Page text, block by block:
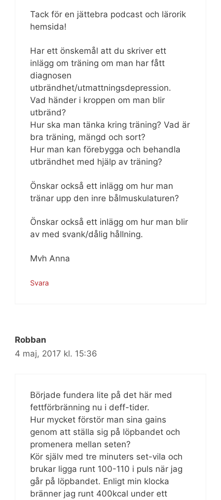
Tack för en jättebra podcast och lärorik
hemsida!
Har ett önskemål att du skriver ett
inlägg om träning om man har fått
diagnosen
utbrändhet/utmattningsdepression.
Vad händer i kroppen om man blir
utbränd?
Hur ska man tänka kring träning? Vad är
bra träning, mängd och sort?
Hur man kan förebygga och behandla
utbrändhet med hjälp av träning?
Önskar också ett inlägg om hur man
tränar upp den inre bålmuskulaturen?
Önskar också ett inlägg om hur man blir
av med svank/dålig hållning.
Mvh Anna
Svara
Robban
4 maj, 2017 kl. 15:36
Började fundera lite på det här med
fettförbränning nu i deff-tider.
Hur mycket förstör man sina gains
genom att ställa sig på löpbandet och
promenera mellan seten?
Kör själv med tre minuters set-vila och
brukar ligga runt 100-110 i puls när jag
går på löpbandet. Enligt min klocka
bränner jag runt 400kcal under ett